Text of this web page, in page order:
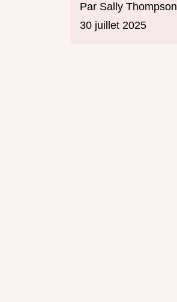
Par Sally Thompson
30 juillet 2025